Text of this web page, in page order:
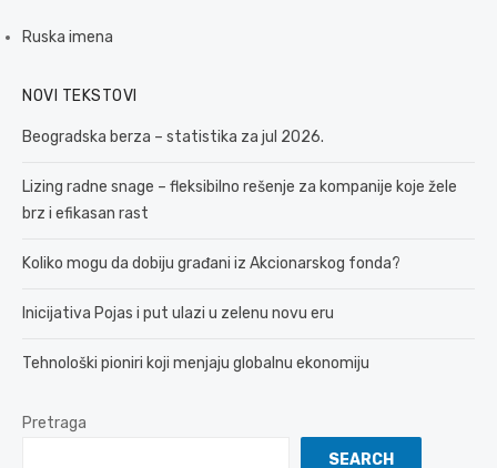
Ruska imena
NOVI TEKSTOVI
Beogradska berza – statistika za jul 2026.
Lizing radne snage – fleksibilno rešenje za kompanije koje žele
brz i efikasan rast
Koliko mogu da dobiju građani iz Akcionarskog fonda?
Inicijativa Pojas i put ulazi u zelenu novu eru
Tehnološki pioniri koji menjaju globalnu ekonomiju
Pretraga
SEARCH